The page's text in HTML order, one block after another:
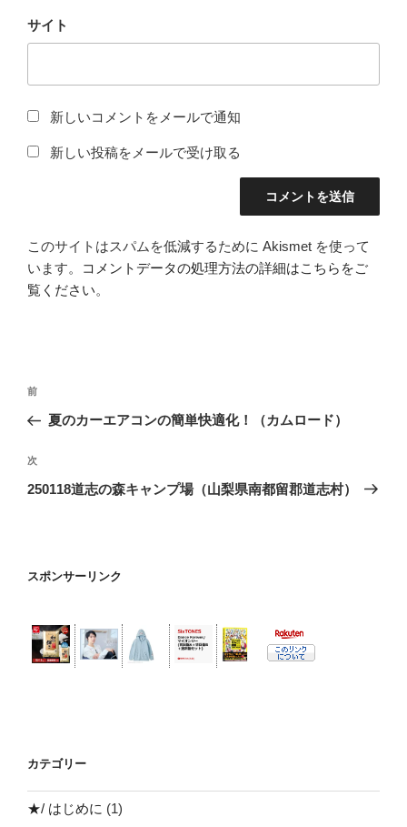
サイト
新しいコメントをメールで通知
新しい投稿をメールで受け取る
このサイトはスパムを低減するために Akismet を使って
います。
コメントデータの処理方法の詳細はこちらをご
覧ください。
投
ナ
ビ
ゲ
ン
過
去
投
前
夏のカーエアコンの簡単快適化！（カムロード）
次
の
次
250118道志の森キャンプ場（山梨県南都留郡道志村）
スポンサーリンク
カテゴリー
★/ はじめに (1)